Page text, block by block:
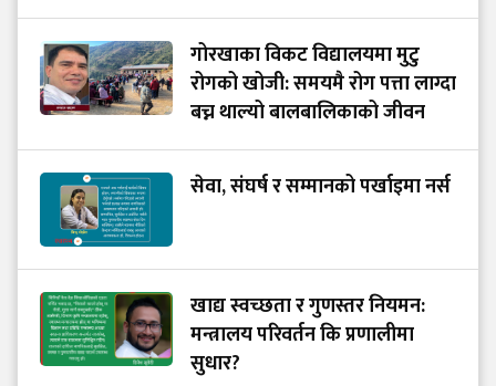
गोरखाका विकट विद्यालयमा मुटु
रोगको खोजी: समयमै रोग पत्ता लाग्दा
बच्न थाल्यो बालबालिकाको जीवन
सेवा, संघर्ष र सम्मानको पर्खाइमा नर्स
खाद्य स्वच्छता र गुणस्तर नियमन:
मन्त्रालय परिवर्तन कि प्रणालीमा
सुधार?